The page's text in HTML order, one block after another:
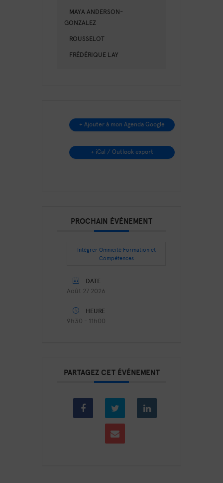
MAYA ANDERSON-
GONZALEZ
ROUSSELOT
FRÉDÉRIQUE LAY
+ Ajouter à mon Agenda Google
+ iCal / Outlook export
PROCHAIN ÉVÉNEMENT
Intégrer Omnicité Formation et
Compétences
DATE
Août 27 2026
HEURE
9h30 - 11h00
PARTAGEZ CET ÉVÉNEMENT